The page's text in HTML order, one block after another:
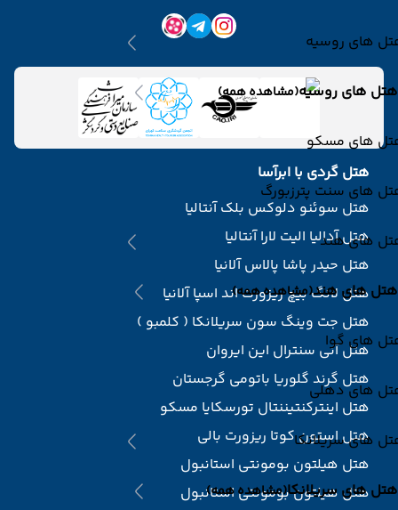
های روسیه
هتل های روسیه(مشاهده همه)
های مسکو
های سنت پترزبورگ
های هند
هتل های هند(مشاهده همه)
های گوا
های دهلی
های سریلانکا
هتل های سریلانکا(مشاهده همه)
هتل گردی با ابرآسا
هتل سوئنو دلوکس بلک آنتالیا
هتل آدالیا الیت لارا آنتالیا
هتل حیدر پاشا پالاس آلانیا
هتل لانگ بیچ ریزورت اند اسپا آلانیا
هتل جت وینگ سون سریلانکا ( کلمبو )
هتل آنی سنترال این ایروان
هتل گرند گلوریا باتومی گرجستان
هتل اینترکنتیننتال تورسکایا مسکو
هتل استون کوتا ریزورت بالی
هتل هیلتون بومونتی استانبول
هتل هیلتون بومونتی استانبول